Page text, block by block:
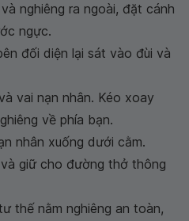
nghiêng ra ngoài, đặt cánh
ngực.
đối diện lại sát vào đùi và
vai nạn nhân. Kéo xoay
về phía bạn.
nhân xuống dưới cằm.
giữ cho đường thở thông
thế nằm nghiêng an toàn,